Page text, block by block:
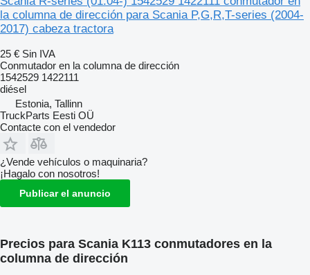
la columna de dirección para Scania P,G,R,T-series (2004-
2017) cabeza tractora
25 € Sin IVA
Conmutador en la columna de dirección
1542529 1422111
diésel
Estonia, Tallinn
TruckParts Eesti OÜ
Contacte con el vendedor
¿Vende vehículos o maquinaria?
¡Hagalo con nosotros!
Publicar el anuncio
Precios para Scania K113 conmutadores en la
columna de dirección